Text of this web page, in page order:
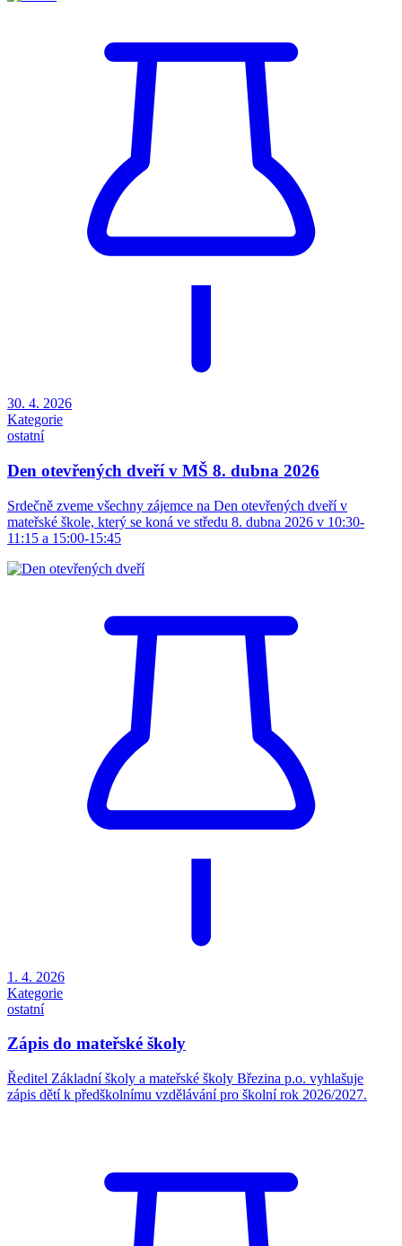
30. 4. 2026
Kategorie
ostatní
Den otevřených dveří v MŠ 8. dubna 2026
Srdečně zveme všechny zájemce na Den otevřených dveří v
mateřské škole, který se koná ve středu 8. dubna 2026 v 10:30-
11:15 a 15:00-15:45
1. 4. 2026
Kategorie
ostatní
Zápis do mateřské školy
Ředitel Základní školy a mateřské školy Březina p.o. vyhlašuje
zápis dětí k předškolnímu vzdělávání pro školní rok 2026/2027.